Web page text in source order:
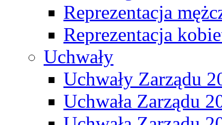
Reprezentacja
Reprezentacja
Uchwały
Uchwały Zarządu
Uchwała Zarządu